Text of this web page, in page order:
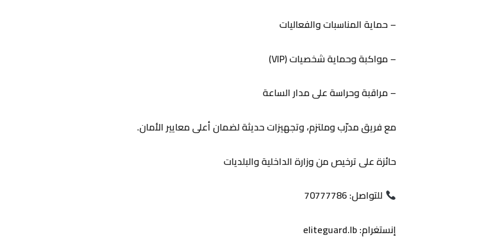
– حماية المناسبات والفعاليات
– مواكبة وحماية شخصيات (VIP)
– مراقبة وحراسة على مدار الساعة
مع فريق مدرّب وملتزم، وتجهيزات حديثة لضمان أعلى معايير الأمان.
حائزة على ترخيص من وزارة الداخلية والبلديات
للتواصل: 70777786
إنستغرام: eliteguard.lb